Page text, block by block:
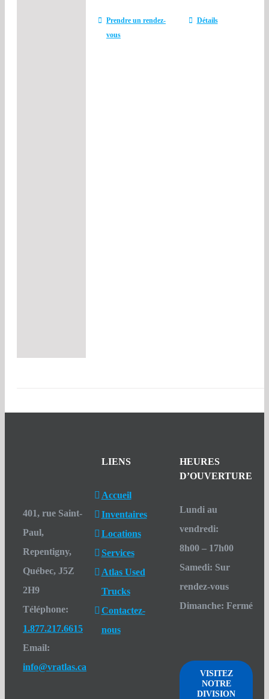
Prendre un rendez-
vous
Détails
401, rue Saint-
Paul,
Repentigny,
Québec, J5Z
2H9
Téléphone:
1.877.217.6615
Email:
info@vratlas.ca
LIENS
Accueil
Inventaires
Locations
Services
Atlas Used
Trucks
Contactez-
nous
HEURES
D’OUVERTURE
Lundi au
vendredi:
8h00 – 17h00
Samedi: Sur
rendez-vous
Dimanche: Fermé
VISITEZ
NOTRE
DIVISION